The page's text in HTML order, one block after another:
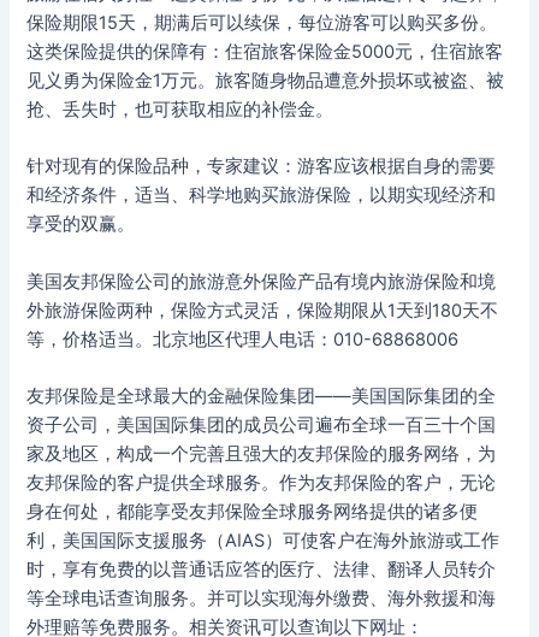
保险期限15天，期满后可以续保，每位游客可以购买多份。
这类保险提供的保障有：住宿旅客保险金5000元，住宿旅客
见义勇为保险金1万元。旅客随身物品遭意外损坏或被盗、被
抢、丢失时，也可获取相应的补偿金。
针对现有的保险品种，专家建议：游客应该根据自身的需要
和经济条件，适当、科学地购买旅游保险，以期实现经济和
享受的双赢。
美国友邦保险公司的旅游意外保险产品有境内旅游保险和境
外旅游保险两种，保险方式灵活，保险期限从1天到180天不
等，价格适当。北京地区代理人电话：010-68868006
友邦保险是全球最大的金融保险集团——美国国际集团的全
资子公司，美国国际集团的成员公司遍布全球一百三十个国
家及地区，构成一个完善且强大的友邦保险的服务网络，为
友邦保险的客户提供全球服务。作为友邦保险的客户，无论
身在何处，都能享受友邦保险全球服务网络提供的诸多便
利，美国国际支援服务（AIAS）可使客户在海外旅游或工作
时，享有免费的以普通话应答的医疗、法律、翻译人员转介
等全球电话查询服务。并可以实现海外缴费、海外救援和海
外理赔等免费服务。相关资讯可以查询以下网址：